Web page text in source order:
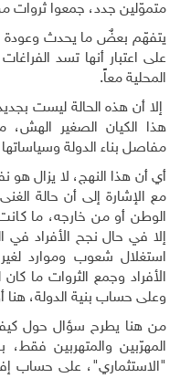
متموّلين جدد، جمعوا ثروات
يتفهّم بعضٌ ما يحدث وعودة
على اعتبار أنها تسد
المحلية معاً.
إلا أن هذه الحالة ليست
هذا الكيان الصغير الهش،
مفاصل بناء الدولة
أي أن هذا النهج، لا يزال
مع الإشارة إلى أن حالة
الوطن أو من خارجه، ما
إلا في حال نجح الأفراد في
استغلال شعوب وموارد
الأفراد وجمع الثروات ما
وعلى حساب بنية الدولة، هنا
من هنا يطرح سؤال حول
المهرّبين والمتهربين
"الاستثماري"، على حساب